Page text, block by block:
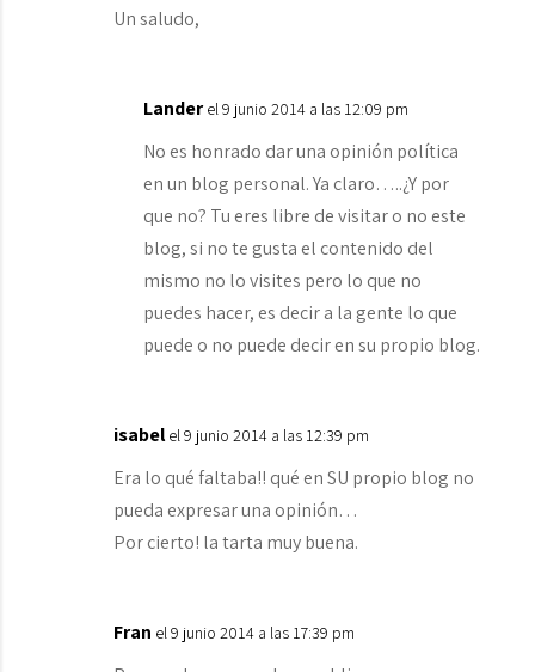
Un saludo,
Lander el 9 junio 2014 a las 12:09 pm
No es honrado dar una opinión política
en un blog personal. Ya claro…..¿Y por
que no? Tu eres libre de visitar o no este
blog, si no te gusta el contenido del
mismo no lo visites pero lo que no
puedes hacer, es decir a la gente lo que
puede o no puede decir en su propio blog.
isabel el 9 junio 2014 a las 12:39 pm
Era lo qué faltaba!! qué en SU propio blog no
pueda expresar una opinión…
Por cierto! la tarta muy buena.
Fran el 9 junio 2014 a las 17:39 pm